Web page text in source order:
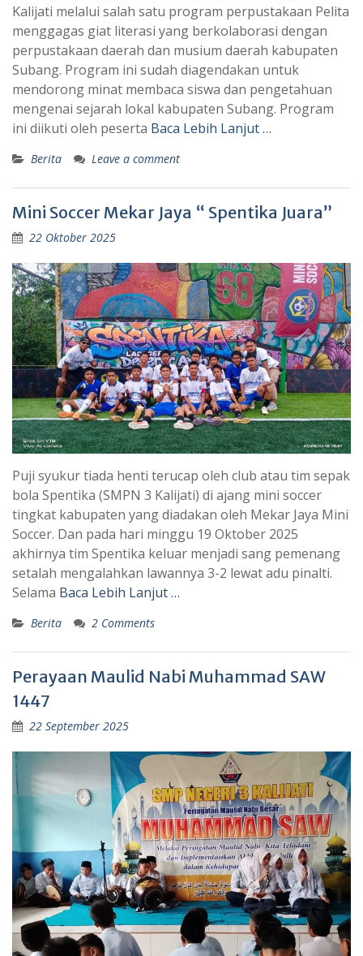
Kalijati melalui salah satu program perpustakaan Pelita
menggagas giat literasi yang berkolaborasi dengan
perpustakaan daerah dan musium daerah kabupaten
Subang. Program ini sudah diagendakan untuk
mendorong minat membaca siswa dan pengetahuan
mengenai sejarah lokal kabupaten Subang. Program
ini diikuti oleh peserta Baca Lebih Lanjut …
Berita Leave a comment
Mini Soccer Mekar Jaya “ Spentika Juara”
22 Oktober 2025
Puji syukur tiada henti terucap oleh club atau tim sepak
bola Spentika (SMPN 3 Kalijati) di ajang mini soccer
tingkat kabupaten yang diadakan oleh Mekar Jaya Mini
Soccer. Dan pada hari minggu 19 Oktober 2025
akhirnya tim Spentika keluar menjadi sang pemenang
setalah mengalahkan lawannya 3-2 lewat adu pinalti.
Selama Baca Lebih Lanjut …
Berita 2 Comments
Perayaan Maulid Nabi Muhammad SAW
1447
22 September 2025